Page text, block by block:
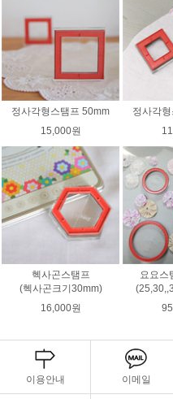
정사각형스탬프 50mm
15,000원
정사각
헥사곤스탬프
(헥사곤크기30mm)
16,000원
요요스
이용안내 이메일